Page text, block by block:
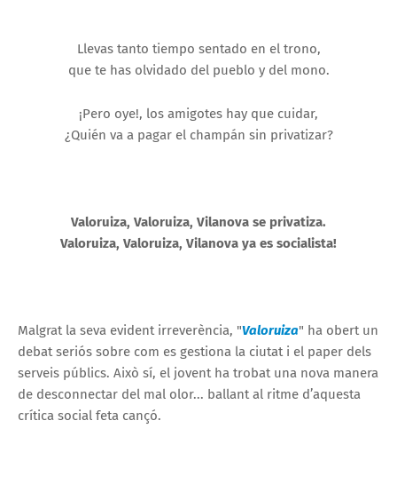
Llevas tanto tiempo sentado en el trono,
que te has olvidado del pueblo y del mono.
¡Pero oye!, los amigotes hay que cuidar,
¿Quién va a pagar el champán sin privatizar?
Valoruiza, Valoruiza, Vilanova se privatiza.
Valoruiza, Valoruiza, Vilanova ya es socialista!
Malgrat la seva evident irreverència, "Valoruiza" ha obert un
debat seriós sobre com es gestiona la ciutat i el paper dels
serveis públics. Això sí, el jovent ha trobat una nova manera
de desconnectar del mal olor... ballant al ritme d’aquesta
crítica social feta cançó.